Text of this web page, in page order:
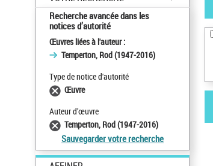
Recherche avancée dans les
notices d’autorité
Œuvres liées à l'auteur :
Temperton, Rod (1947-2016)
Type de notice d'autorité
Œuvre
Auteur d’œuvre
Temperton, Rod (1947-2016)
Sauvegarder votre recherche